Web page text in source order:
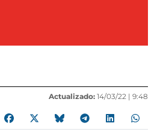
Actualizado: 14/03/22 | 9:48